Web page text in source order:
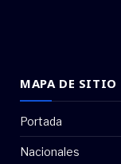
MAPA DE SITIO
Portada
Nacionales